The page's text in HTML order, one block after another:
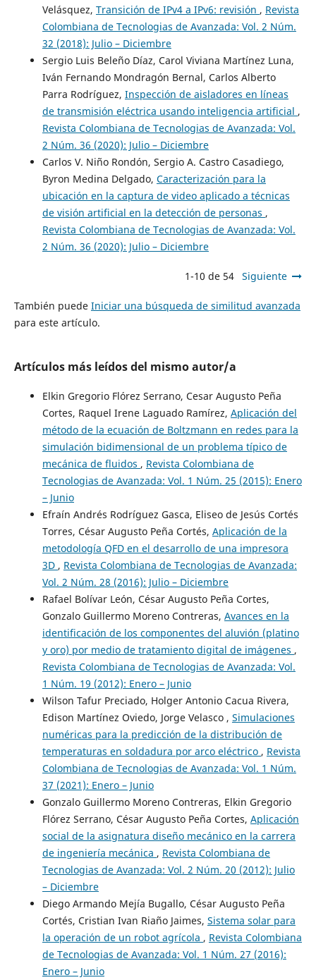
Velásquez, Transición de IPv4 a IPv6: revisión , Revista
Colombiana de Tecnologias de Avanzada: Vol. 2 Núm.
32 (2018): Julio – Diciembre
Sergio Luis Beleño Díaz, Carol Viviana Martínez Luna,
Iván Fernando Mondragón Bernal, Carlos Alberto
Parra Rodríguez, Inspección de aisladores en líneas
de transmisión eléctrica usando inteligencia artificial ,
Revista Colombiana de Tecnologias de Avanzada: Vol.
2 Núm. 36 (2020): Julio – Diciembre
Carlos V. Niño Rondón, Sergio A. Castro Casadiego,
Byron Medina Delgado, Caracterización para la
ubicación en la captura de video aplicado a técnicas
de visión artificial en la detección de personas ,
Revista Colombiana de Tecnologias de Avanzada: Vol.
2 Núm. 36 (2020): Julio – Diciembre
1-10 de 54 Siguiente
También puede Iniciar una búsqueda de similitud avanzada
para este artículo.
Artículos más leídos del mismo autor/a
Elkin Gregorio Flórez Serrano, Cesar Augusto Peña
Cortes, Raquel Irene Laguado Ramírez, Aplicación del
método de la ecuación de Boltzmann en redes para la
simulación bidimensional de un problema típico de
mecánica de fluidos , Revista Colombiana de
Tecnologias de Avanzada: Vol. 1 Núm. 25 (2015): Enero
– Junio
Efraín Andrés Rodríguez Gasca, Eliseo de Jesús Cortés
Torres, César Augusto Peña Cortés, Aplicación de la
metodología QFD en el desarrollo de una impresora
3D , Revista Colombiana de Tecnologias de Avanzada:
Vol. 2 Núm. 28 (2016): Julio – Diciembre
Rafael Bolívar León, César Augusto Peña Cortes,
Gonzalo Guillermo Moreno Contreras, Avances en la
identificación de los componentes del aluvión (platino
y oro) por medio de tratamiento digital de imágenes ,
Revista Colombiana de Tecnologias de Avanzada: Vol.
1 Núm. 19 (2012): Enero – Junio
Wilson Tafur Preciado, Holger Antonio Cacua Rivera,
Edison Martínez Oviedo, Jorge Velasco , Simulaciones
numéricas para la predicción de la distribución de
temperaturas en soldadura por arco eléctrico , Revista
Colombiana de Tecnologias de Avanzada: Vol. 1 Núm.
37 (2021): Enero – Junio
Gonzalo Guillermo Moreno Contreras, Elkin Gregorio
Flórez Serrano, César Augusto Peña Cortes, Aplicación
social de la asignatura diseño mecánico en la carrera
de ingeniería mecánica , Revista Colombiana de
Tecnologias de Avanzada: Vol. 2 Núm. 20 (2012): Julio
– Diciembre
Diego Armando Mejía Bugallo, César Augusto Peña
Cortés, Cristian Ivan Riaño Jaimes, Sistema solar para
la operación de un robot agrícola , Revista Colombiana
de Tecnologias de Avanzada: Vol. 1 Núm. 27 (2016):
Enero – Junio